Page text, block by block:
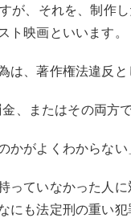
が、それを、制作
ト映画といいます。
、著作権法違反
、またはその両方で
がよくわからない
っていなかった人
も法定刑の重い犯